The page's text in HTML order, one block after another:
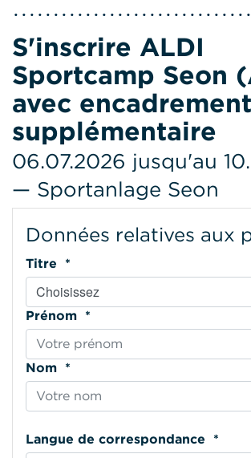
S'inscrire ALDI
Sportcamp Seon
avec encadrement
supplémentaire
06.07.2026 jusqu'au
— Sportanlage Seon
Données relatives aux
Titre *
Prénom *
Nom *
Langue de correspondance *